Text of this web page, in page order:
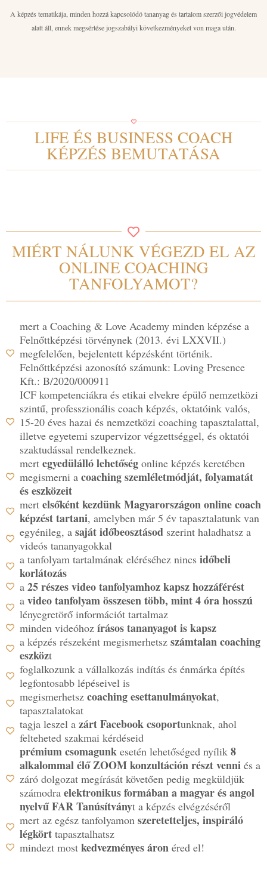
A képzés tematikája, minden hozzá kapcsolódó tananyag és tartalom szerzői jogvédelem
alatt áll, ennek megsértése jogszabályi következményeket von maga után.
LIFE ÉS BUSINESS COACH
KÉPZÉS BEMUTATÁSA
MIÉRT NÁLUNK VÉGEZD EL AZ
ONLINE COACHING
TANFOLYAMOT?
mert a Coaching & Love Academy minden képzése a
Felnőttképzési törvénynek (2013. évi LXXVII.)
megfelelően, bejelentett képzésként történik.
Felnőttképzési azonosító számunk: Loving Presence
Kft.: B/2020/000911
ICF kompetenciákra és etikai elvekre épülő nemzetközi
szintű, professzionális coach képzés, oktatóink valós,
15-20 éves hazai és nemzetközi coaching tapasztalattal,
illetve egyetemi szupervizor végzettséggel, és oktatói
szaktudással rendelkeznek.
mert egyedülálló lehetőségonline képzés keretében
megismerni a coaching szemléletmódját, folyamatát
és eszközeit
mert elsőként kezdünk Magyarországon online coach
képzést tartani, amelyben már 5 év tapasztalatunk van
egyénileg, a saját időbeosztásodszerint haladhatsz a
videós tananyagokkal
a tanfolyam tartalmának eléréséhez nincs időbeli
korlátozás
a 25 részes video tanfolyamhoz kapsz hozzáférést
a video tanfolyam összesen több, mint 4 óra hosszú
lényegretörő információt tartalmaz
minden videóhozírásos tananyagot is kapsz
a képzés részeként megismerhetsz számtalan coaching
eszközt
foglalkozunk a vállalkozás indítás és énmárka építés
legfontosabb lépéseivel is
megismerhetsz coaching esettanulmányokat,
tapasztalatokat
tagja leszel a zárt Facebook csoportunknak, ahol
felteheted szakmai kérdéseid
prémium csomagunkesetén lehetőséged nyílik 8
alkalommal élő ZOOM konzultáción részt venni és a
záró dolgozat megírását követően pedig megküldjük
számodra elektronikus formában a magyar és angol
nyelvű FAR Tanúsítványt a képzés elvégzéséről
mert az egész tanfolyamon szeretetteljes, inspiráló
légkörttapasztalhatsz
mindezt most kedvezményes áronéred el!